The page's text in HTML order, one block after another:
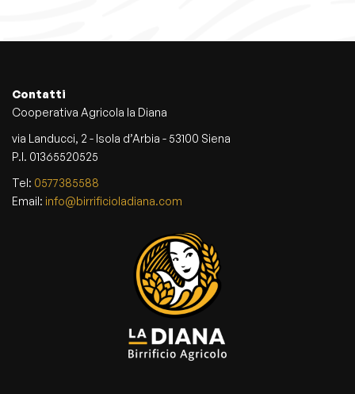
Contatti
Cooperativa Agricola la Diana
via Landucci, 2 - Isola d’Arbia - 53100 Siena
P.I. 01365520525
Tel: 0577385588
Email: info@birrificioladiana.com